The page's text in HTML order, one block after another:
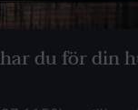
du för din